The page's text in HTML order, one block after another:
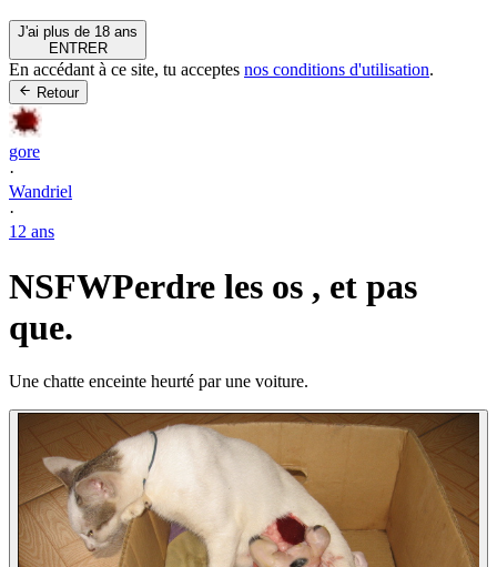
J'ai plus de 18 ans
ENTRER
En accédant à ce site, tu acceptes nos conditions d'utilisation.
Retour
gore
·
Wandriel
·
12 ans
NSFWPerdre les os , et pas
que.
Une chatte enceinte heurté par une voiture.